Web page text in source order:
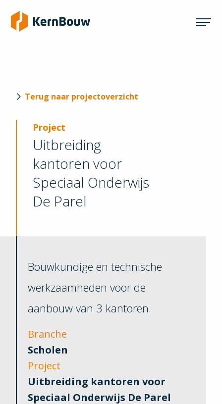
Project
Uitbreiding
kantoren voor
Speciaal Onderwijs
De Parel
Terug naar projectoverzicht
Bouwkundige en technische
werkzaamheden voor de
aanbouw van 3 kantoren.
Branche
Scholen
Project
Uitbreiding kantoren voor
Speciaal Onderwijs De Parel